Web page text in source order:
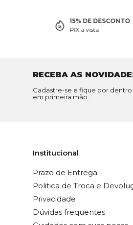
15% DE DESCONTO
PIX à vista
RECEBA AS
Cadastre-se e fique por
em primeira mão.
Institucional
Prazo de Entrega
Politica de Troca e
Privacidade
Dúvidas frequentes